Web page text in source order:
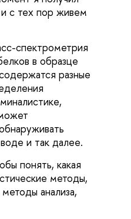
с тех пор живем
спектрометрия
в образце
разные
и так далее.
понять, какая
методы,
анализа,